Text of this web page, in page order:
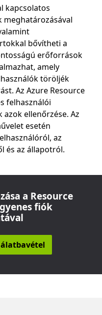
kapcsolatos
meghatározásával
bővítheti a
erőforrások
amely
töröljék
Az Azure Resource
felhasználói
ellenőrzése. Az
esetén
az
és az állapotról.
a Resource
fiók